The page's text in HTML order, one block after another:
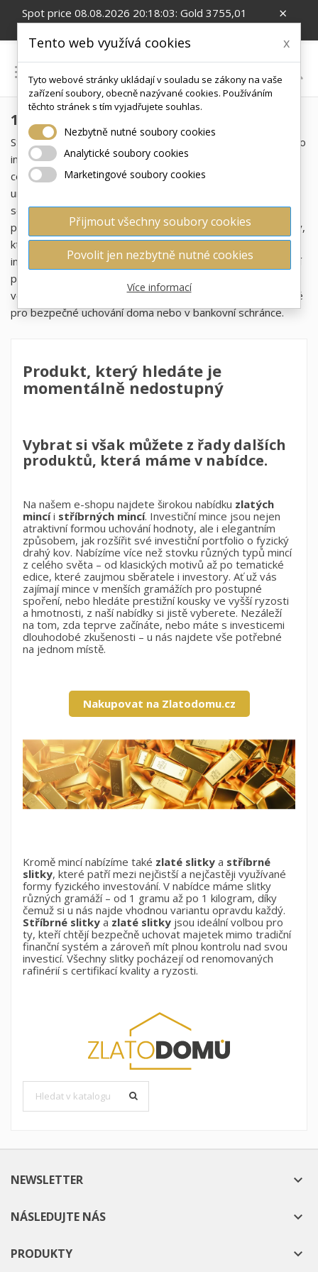
×
Spot price 08.08.2026 20:18:03: Gold 3755,01
EUR/Oz; Silver 54,99 EUR/Oz; CZK/EUR 24.26
0 
1 OZ
Stříbrné slitky o hmotnosti 1 Oz představují ideální volbu pro
investory, kteří chtějí spojit fyzické stříbro s přijatelnou
cenou. Tento celosvětově uznávaný formát jedné trojské
unce nabízí maximální flexibilitu při investování a umožňuje
sestavit diverzifikované portfolio bez nutnosti velkých
počátečních investic. Jsou vhodné jak pro začínající investory,
kteří si chtějí vyzkoušet fyzické stříbro, tak pro zkušené
investory hledající praktický způsob postupného navyšování
podílu drahých kovů ve svém portfoliu. Díky kompaktní
velikosti se slitky 1 Oz snadno ukládají a jsou velmi praktické
pro bezpečné uchování doma nebo v bankovní schránce.
Produkt, který hledáte je
momentálně nedostupný
Vybrat si však můžete z řady dalších
produktů, která máme v nabídce.
Na našem e-shopu najdete širokou nabídku zlatých
mincíi stříbrných mincí. Investiční mince jsou nejen
atraktivní formou uchování hodnoty, ale i elegantním
způsobem, jak rozšířit své investiční portfolio o fyzický
drahý kov. Nabízíme více než stovku různých typů mincí
z celého světa – od klasických motivů až po tematické
edice, které zaujmou sběratele i investory. Ať už vás
zajímají mince v menších gramážích pro postupné
spoření, nebo hledáte prestižní kousky ve vyšší ryzosti
a hmotnosti, z naší nabídky si jistě vyberete. Nezáleží
na tom, zda teprve začínáte, nebo máte s investicemi
dlouhodobé zkušenosti – u nás najdete vše potřebné
na jednom místě.
Nakupovat na Zlatodomu.cz
Kromě mincí nabízíme také zlaté slitky a stříbrné
slitky, které patří mezi nejčistší a nejčastěji využívané
formy fyzického investování. V nabídce máme slitky
různých gramáží – od 1 gramu až po 1 kilogram, díky
čemuž si u nás najde vhodnou variantu opravdu každý.
Stříbrné slitky a zlaté slitky jsou ideální volbou pro
ty, kteří chtějí bezpečně uchovat majetek mimo tradiční
finanční systém a zároveň mít plnou kontrolu nad svou
investicí. Všechny slitky pocházejí od renomovaných
rafinérií s certifikací kvality a ryzosti.
NEWSLETTER 
NÁSLEDUJTE NÁS 
PRODUKTY 
Vytvořit nový seznam
((modalTitle)) ×
Vytvořit seznam přání ×
Zrušit Vytvořit seznam přání
Přihlásit se ×
svého seznamu přání.
Zrušit Přihlásit se
Tento web využívá cookies x
Tyto webové stránky ukládají v souladu se zákony na vaše
zařízení soubory, obecně nazývané cookies. Používáním
těchto stránek s tím vyjadřujete souhlas.
Nezbytně nutné soubory cookies
Analytické soubory cookies
Marketingové soubory cookies
Přijmout všechny soubory cookies
Povolit jen nezbytně nutné cookies
Více informací